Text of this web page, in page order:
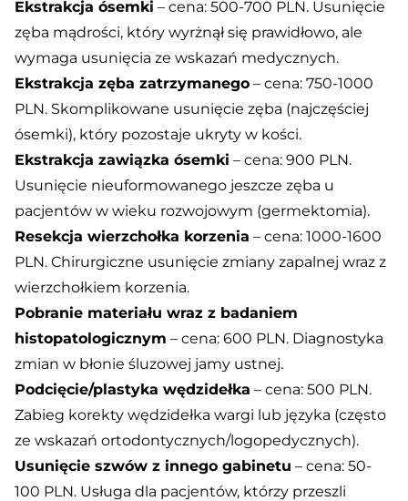
Ekstrakcja ósemki – cena: 500-700 PLN. Usunięcie
zęba mądrości, który wyrżnął się prawidłowo, ale
wymaga usunięcia ze wskazań medycznych.
Ekstrakcja zęba zatrzymanego – cena: 750-1000
PLN. Skomplikowane usunięcie zęba (najczęściej
ósemki), który pozostaje ukryty w kości.
Ekstrakcja zawiązka ósemki – cena: 900 PLN.
Usunięcie nieuformowanego jeszcze zęba u
pacjentów w wieku rozwojowym (germektomia).
Resekcja wierzchołka korzenia – cena: 1000-1600
PLN. Chirurgiczne usunięcie zmiany zapalnej wraz z
wierzchołkiem korzenia.
Pobranie materiału wraz z badaniem
histopatologicznym – cena: 600 PLN. Diagnostyka
zmian w błonie śluzowej jamy ustnej.
Podcięcie/plastyka wędzidełka – cena: 500 PLN.
Zabieg korekty wędzidełka wargi lub języka (często
ze wskazań ortodontycznych/logopedycznych).
Usunięcie szwów z innego gabinetu – cena: 50-
100 PLN. Usługa dla pacjentów, którzy przeszli